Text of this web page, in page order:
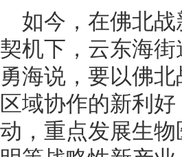
如今，在佛北
契机下，云东海
勇海说，要以佛
区域协作的新利
动，重点发展生